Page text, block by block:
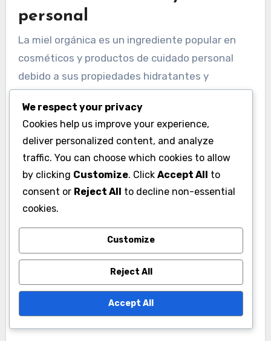
consumidores valoran los productos que son
naturales y sostenibles. Esto puede aumentar la
percepción de calidad y justificar precios más
altos en el mercado.
Usos en cosmética y cuidado
personal
La miel orgánica es un ingrediente popular en
cosméticos y productos de cuidado personal
debido a sus propiedades hidratantes y
antioxidantes. Se encuentra en cremas, jabones
Al elegir productos de belleza que contengan
miel orgánica, los consumidores deben buscar
certificaciones que garanticen su origen y
pureza. Esto asegura que están utilizando
We respect your privacy
Cookies help us improve your experience,
deliver personalized content, and analyze
traffic. You can choose which cookies to allow
by clicking Customize. Click Accept All to
consent or Reject All to decline non-essential
cookies.
Customize
Reject All
Accept All